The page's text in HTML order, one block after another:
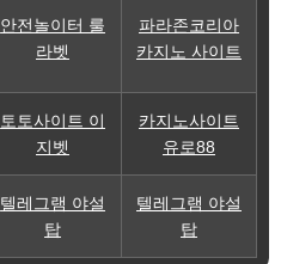
안전놀이터 룰
라벳
파라존코리아
카지노 사이트
토토사이트 이
지벳
카지노사이트
유로88
텔레그램 야설
탑
텔레그램 야설
탑